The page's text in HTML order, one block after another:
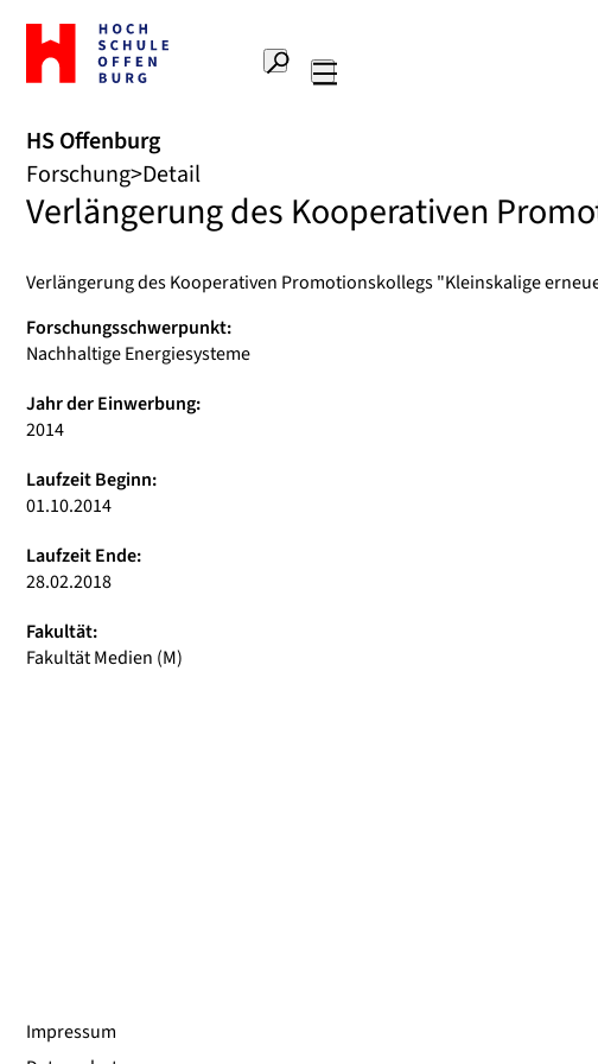
Zur
Startseite
Hochschule
Suche
HS Offenburg
Forschung Detail
Verlängerung des Kooperativen
Verlängerung des Kooperativen Promotionskollegs "Kleinskalige
Forschungsschwerpunkt:
Nachhaltige Energiesysteme
Jahr der Einwerbung:
2014
Laufzeit Beginn:
01.10.2014
Laufzeit Ende:
28.02.2018
Fakultät:
Fakultät Medien (M)
Impressum